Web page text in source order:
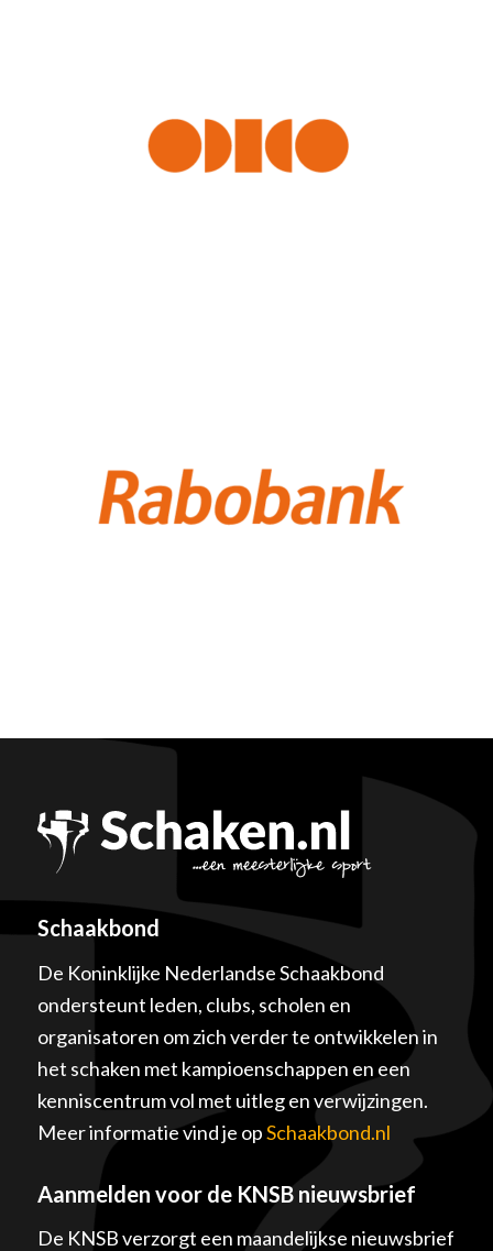
Schaakbond
De Koninklijke Nederlandse Schaakbond
ondersteunt leden, clubs, scholen en
organisatoren om zich verder te ontwikkelen in
het schaken met kampioenschappen en een
kenniscentrum vol met uitleg en verwijzingen.
Meer informatie vind je opSchaakbond.nl
Aanmelden voor de KNSB nieuwsbrief
De KNSB verzorgt een maandelijkse nieuwsbrief